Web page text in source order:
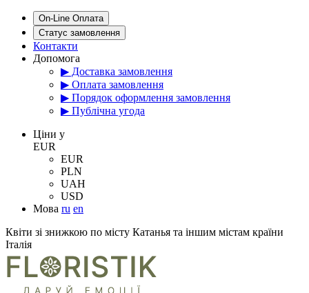
On-Line Оплата
Статус замовлення
Контакти
Допомога
▶ Доставка замовлення
▶ Оплата замовлення
▶ Порядок оформлення замовлення
▶ Публічна угода
Цiни у
EUR
EUR
PLN
UAH
USD
Мова ru en
Квіти зі знижкою по місту Катанья та іншим містам країни
Італія